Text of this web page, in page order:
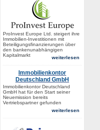
ProInvest Europe Ltd. steigert ihre
Immobilien-Investitionen mit
Beteiligungsfinanzierungen über
den bankenunabhängigen
Kapitalmarkt
weiterlesen
Immobilienkontor
Deutschland GmbH
Immobilienkontor Deutschland
GmbH hat für den Start seiner
Neuemission bereits
Vertriebspartner gefunden
weiterlesen